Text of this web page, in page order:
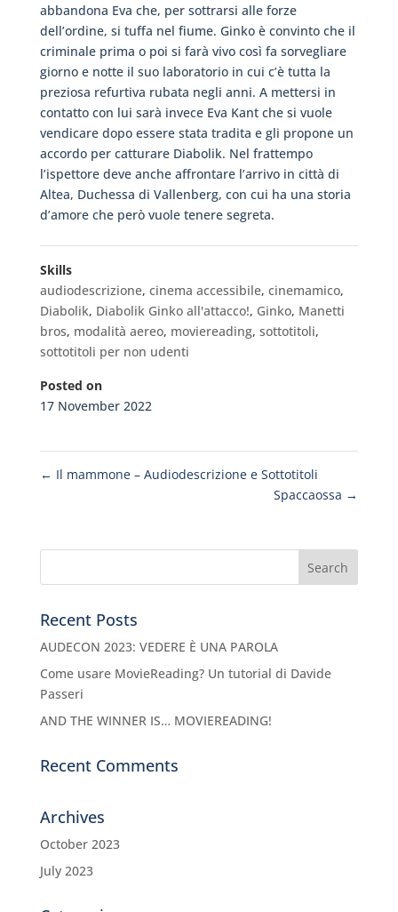
abbandona Eva che, per sottrarsi alle forze
dell’ordine, si tuffa nel fiume. Ginko è convinto che il
criminale prima o poi si farà vivo così fa sorvegliare
giorno e notte il suo laboratorio in cui c’è tutta la
preziosa refurtiva rubata negli anni. A mettersi in
contatto con lui sarà invece Eva Kant che si vuole
vendicare dopo essere stata tradita e gli propone un
accordo per catturare Diabolik. Nel frattempo
l’ispettore deve anche affrontare l’arrivo in città di
Altea, Duchessa di Vallenberg, con cui ha una storia
d’amore che però vuole tenere segreta.
Skills
audiodescrizione, cinema accessibile, cinemamico,
Diabolik, Diabolik Ginko all'attacco!, Ginko, Manetti
bros, modalità aereo, moviereading, sottotitoli,
sottotitoli per non udenti
Posted on
17 November 2022
← Il mammone – Audiodescrizione e Sottotitoli
Spaccaossa →
Recent Posts
AUDECON 2023: VEDERE È UNA PAROLA
Come usare MovieReading? Un tutorial di Davide
Passeri
AND THE WINNER IS… MOVIEREADING!
Recent Comments
Archives
October 2023
July 2023